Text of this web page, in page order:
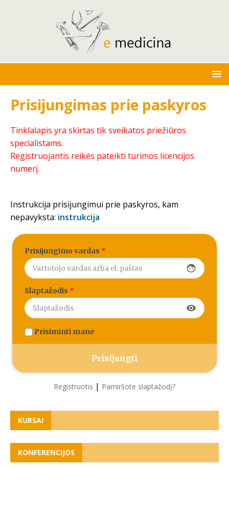
Prisijungimas prie paskyros
Tinklalapis yra skirtas tik sveikatos priežiūros
specialistams.
Registruojantis reikės pateikti turimos licencijos
numerį.
Instrukcija prisijungimui prie paskyros, kam
nepavyksta: instrukcija
Prisijungimo vardas *
face
Slaptažodis *
visibility
Prisiminti mane
Registruotis | Pamiršote slaptažodį?
KURSAI
KONFERENCIJOS